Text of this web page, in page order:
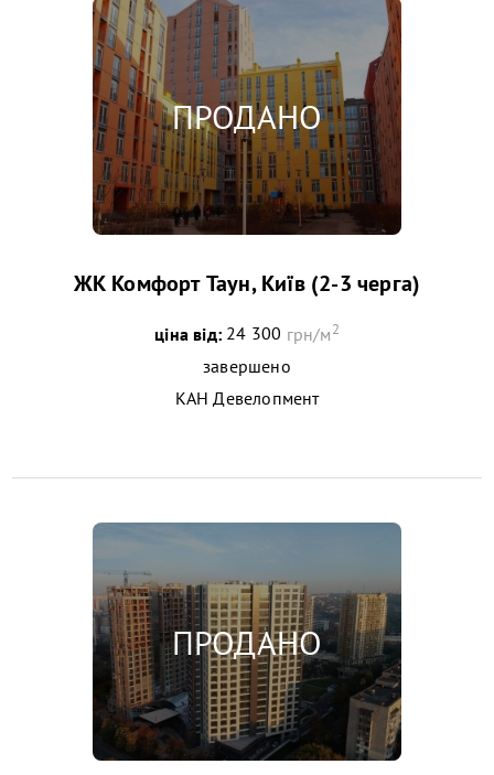
ЖК Комфорт Таун, Київ (2-3 черга)
ціна від: 24 300 грн/м2
завершено
КАН Девелопмент